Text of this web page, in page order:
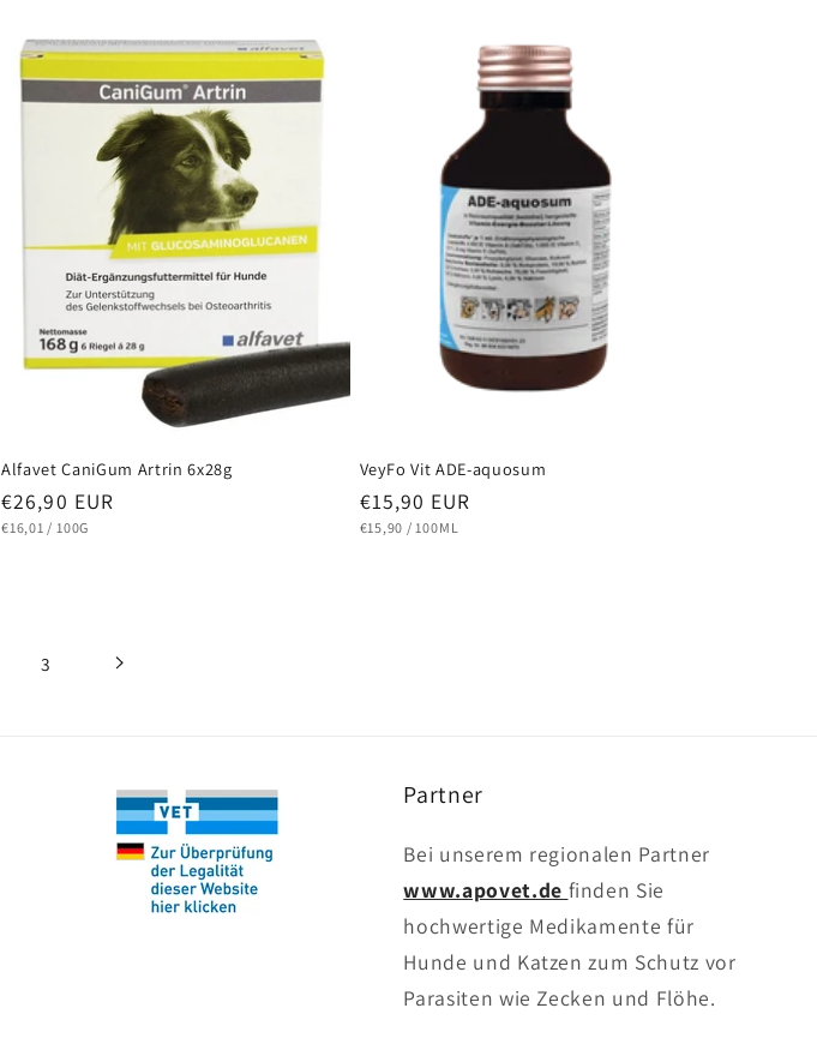
Alfavet CaniGum Artrin 6x28g
Normaler
Preis
€26,90 EUR
STÜCKPREIS
€16,01 / PRO
100G
VeyFo Vit ADE-aquosum
Normaler
Preis
€15,90 EUR
STÜCKPREIS
€15,90 / PRO
100ML
3
Partner
Bei unserem regionalen Partner
www.apovet.de finden Sie
hochwertige Medikamente für
Hunde und Katzen zum Schutz vor
Parasiten wie Zecken und Flöhe.